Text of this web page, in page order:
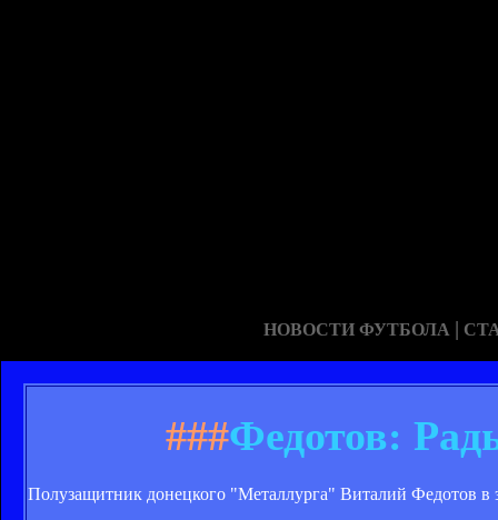
НОВОСТИ ФУТБОЛА |
###Федотов:
Полузащитник донецкого "Металлурга" Виталий Федотов